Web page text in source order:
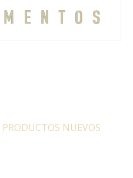
PRODUCTOS NUEVOS